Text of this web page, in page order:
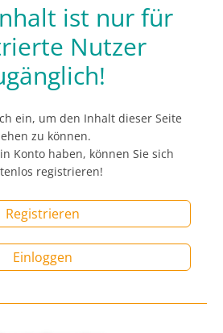
ist nur für
Nutzer
ein, um den Inhalt dieser Seite
zu können.
Konto haben, können Sie sich
registrieren!
Registrieren
Einloggen